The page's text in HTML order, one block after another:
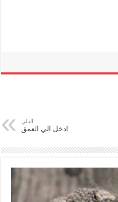
التالي
ادخل الي العمق